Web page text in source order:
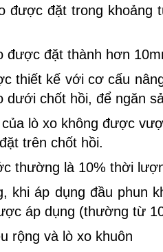
được đặt trong khoảng
được đặt thành hơn
thiết kế với cơ cấu
dưới chốt hồi, để ngăn
lò xo không được
trên chốt hồi.
thường là 10% thời
khi áp dụng đầu phun
áp dụng (thường từ
rộng và lò xo khuôn